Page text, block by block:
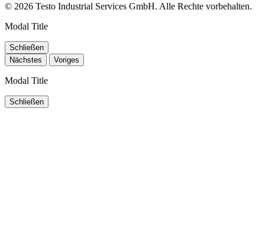
© 2026 Testo Industrial Services GmbH. Alle Rechte vorbehalten.
Modal Title
Schließen
Nächstes
Voriges
Modal Title
Schließen